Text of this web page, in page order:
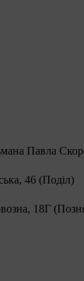
Павла
46 (Поділ)
18Г